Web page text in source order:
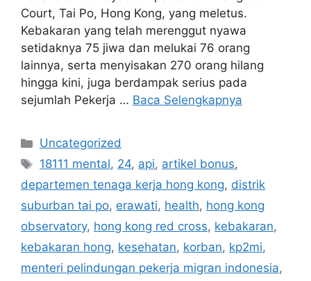
Court, Tai Po, Hong Kong, yang meletus.
Kebakaran yang telah merenggut nyawa
setidaknya 75 jiwa dan melukai 76 orang
lainnya, serta menyisakan 270 orang hilang
hingga kini, juga berdampak serius pada
sejumlah Pekerja … Baca Selengkapnya
Kategori
Uncategorized
Tag
18111 mental, 24, api, artikel bonus,
departemen tenaga kerja hong kong, distrik
suburban tai po, erawati, health, hong kong
observatory, hong kong red cross, kebakaran,
kebakaran hong, kesehatan, korban, kp2mi,
menteri pelindungan pekerja migran indonesia,